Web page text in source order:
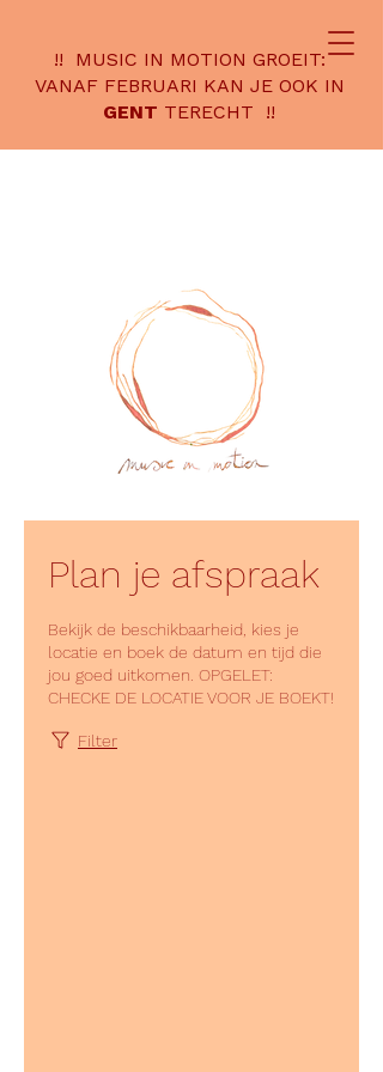
!! MUSIC IN MOTION GROEIT:
VANAF FEBRUARI KAN JE OOK IN
GENT TERECHT !!
Plan je afspraak
Bekijk de beschikbaarheid, kies je
locatie en boek de datum en tijd die
jou goed uitkomen. OPGELET:
CHECKE DE LOCATIE VOOR JE BOEKT!
Filter